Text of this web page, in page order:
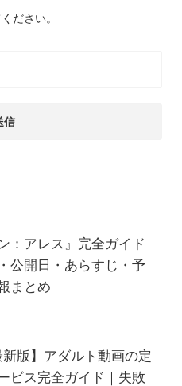
ださい。
：アレス』完全ガイド
公開日・あらすじ・予
まとめ
新版】アダルト動画の定
ビス完全ガイド｜失敗